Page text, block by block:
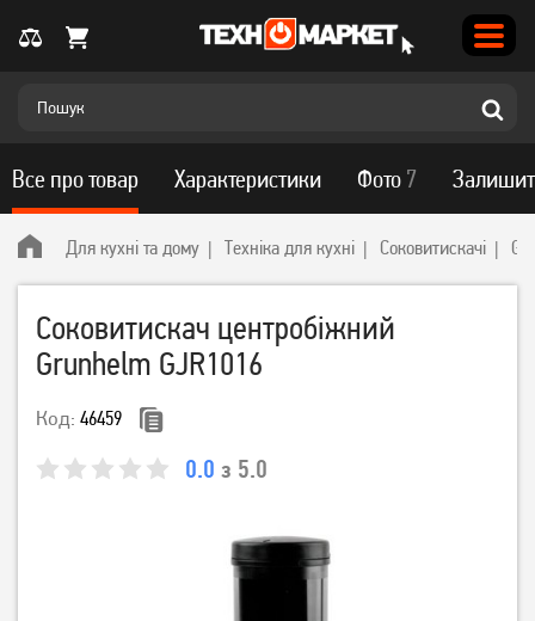
Для кухні та дому Техніка для кухні Соковитискачі
Соковитискач центробіжний
Grunhelm GJR1016
Код: 46459
0.0 з 5.0
Все про товар Характеристики Фото 7